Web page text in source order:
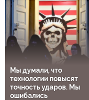
Мы думали, что
технологии повысят
точность ударов. Мы
ошибались